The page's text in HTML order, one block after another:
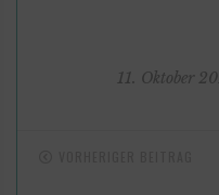
11. Oktober